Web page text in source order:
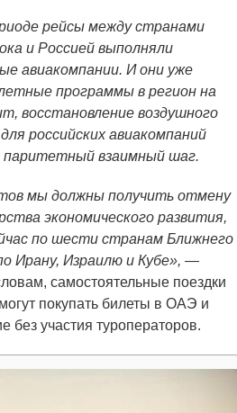
рейсы между странами
и Россией выполняли
авиакомпании. И они уже
программы в регион на
восстановление воздушного
российских авиакомпаний
взаимный шаг.
мы должны получить отмену
экономического развития,
по шести странам Ближнего
Ирану, Израилю и Кубе», —
самостоятельные поездки
покупать билеты в ОАЭ и
без участия туроператоров.